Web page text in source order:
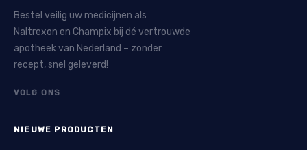
Bestel veilig uw medicijnen als
Naltrexon en Champix bij dé vertrouwde
apotheek van Nederland – zonder
recept, snel geleverd!
VOLG ONS
NIEUWE PRODUCTEN